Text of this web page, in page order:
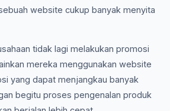
website cukup banyak menyita
tidak lagi melakukan promosi
mereka menggunakan website
yang dapat menjangkau banyak
begitu proses pengenalan produk